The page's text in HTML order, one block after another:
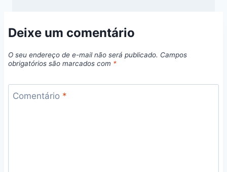
Deixe um comentário
O seu endereço de e-mail não será publicado. Campos
obrigatórios são marcados com *
Comentário *